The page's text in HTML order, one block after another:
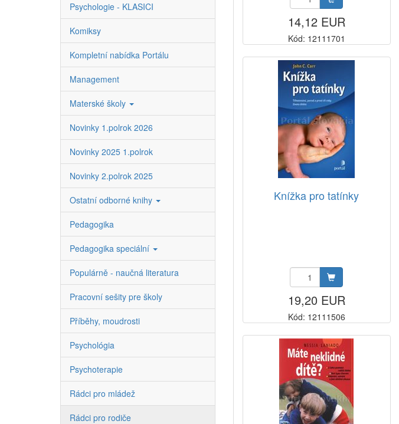
Psychologie - KLASICI
Komiksy
Kompletní nabídka Portálu
Management
Materské školy
Novinky 1.polrok 2026
Novinky 2025 1.polrok
Novinky 2.polrok 2025
Ostatní odborné knihy
Pedagogika
Pedagogika speciální
Populárně - naučná literatura
Pracovní sešity pre školy
Příběhy, moudrosti
Psychológia
Psychoterapie
Rádci pro mládež
Rádci pro rodiče
14,12 EUR
Kód: 12111701
Knížka pro tatínky
19,20 EUR
Kód: 12111506